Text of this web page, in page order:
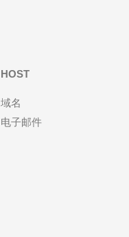
HOST
域名
电子邮件